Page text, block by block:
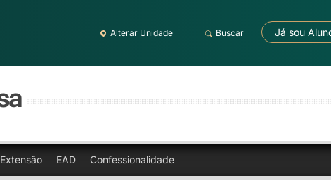
Alterar Unidade Buscar Já sou
Extensão EAD Confessionalidade